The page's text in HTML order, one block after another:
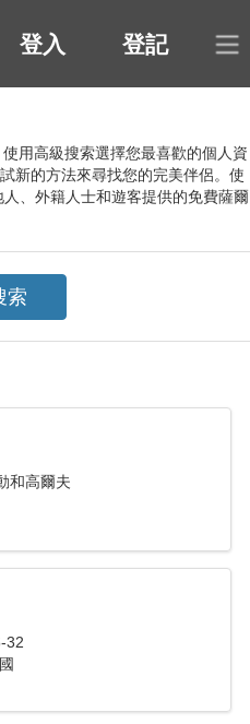
登入 登記
用高級搜索選擇您最喜歡的個人資
新的方法來尋找您的完美伴侶。使
、外籍人士和遊客提供的免費薩爾
和高爾夫
32